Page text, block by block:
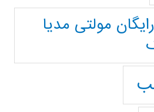
مولتی مدیا